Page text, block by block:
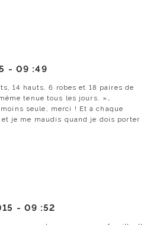
- 09 :49
14 hauts, 6 robes et 18 paires de
tenue tous les jours. »…
seule, merci ! Et à chaque
et je me maudis quand je dois porter
- 09 :52